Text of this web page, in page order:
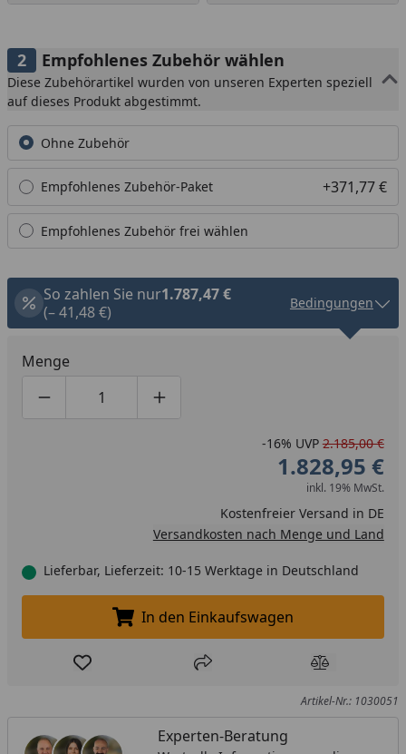
Empfohlenes Zubehör wählen
Diese Zubehörartikel wurden von unseren Experten speziell
auf dieses Produkt abgestimmt.
Ohne Zubehör
Empfohlenes Zubehör-Paket +371,77 €
Empfohlenes Zubehör frei wählen
So zahlen Sie nur1.787,47 €
(– 41,48 €)
Bedingungen
Menge
Produktmenge um eins verringern
Produktmenge manuell eingeben
Produktmenge um eins erhöhen
-16% UVP 2.185,00 €
1.828,95 €
inkl. 19% MwSt.
Kostenfreier Versand in DE
Versandkosten nach Menge und Land
Lieferbar, Lieferzeit: 10-15 Werktage in Deutschland
In den Einkaufswagen legen
In den Einkaufswagen
Produkt zur Wunschliste hinzufügen
Teilen Produkt
Artikel-Nr.: 1030051
Experten-Beratung